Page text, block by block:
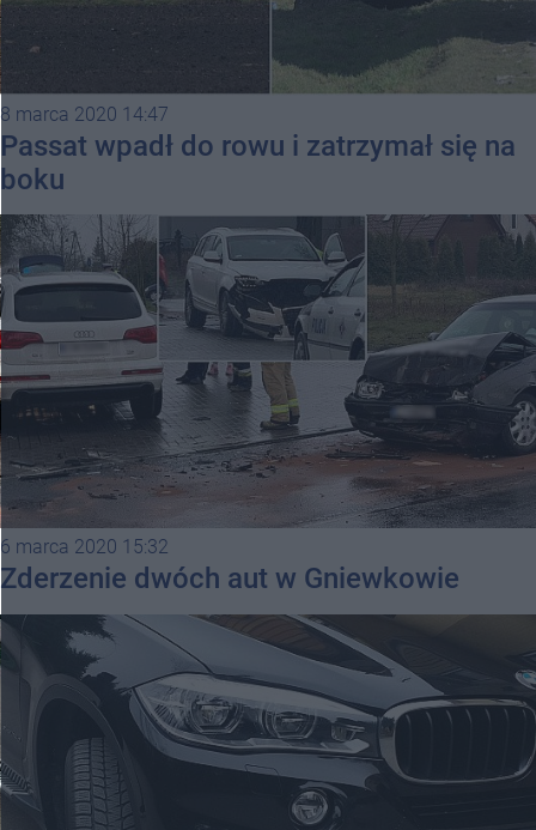
8 marca 2020 14:47
Passat wpadł do rowu i zatrzymał się na
boku
6 marca 2020 15:32
Zderzenie dwóch aut w Gniewkowie